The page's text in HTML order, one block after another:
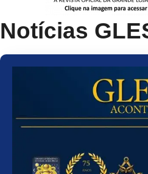
Notícias